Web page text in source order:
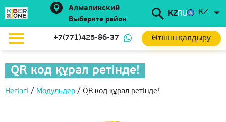
Алмалинский
Выберите район
KZRU KZ
+7(771)425-86-37 Өтініш қалдыру
QR код құрал ретінде!
Негізгі / Модульдер / QR код құрал ретінде!